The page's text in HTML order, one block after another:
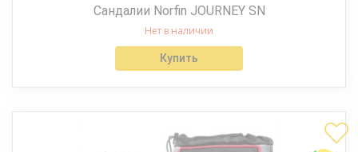
Сандалии Norfin JOURNEY SN
Нет в наличии
Купить